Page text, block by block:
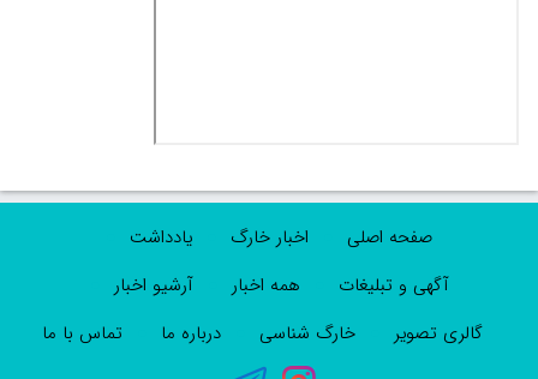
صفحه اصلی اخبار خارگ
یادداشت
آگهی و تبلیغات
همه اخبار
آرشیو اخبار
گالری تصویر
خارگ شناسی درباره ما تماس با ما